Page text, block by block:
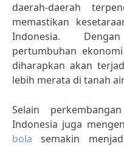
daerah-daerah
memastikan
Indonesia.
pertumbuhan
diharapkan akan
lebih merata di tanah
Selain
Indonesia juga
bola semakin